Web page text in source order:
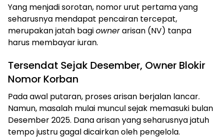
​Yang menjadi sorotan, nomor urut pertama yang
seharusnya mendapat pencairan tercepat,
merupakan jatah bagiownerarisan (NV) tanpa
harus membayar iuran.
​Tersendat Sejak Desember, Owner Blokir
Nomor Korban
​Pada awal putaran, proses arisan berjalan lancar.
Namun, masalah mulai muncul sejak memasuki bulan
Desember 2025. Dana arisan yang seharusnya jatuh
tempo justru gagal dicairkan oleh pengelola.